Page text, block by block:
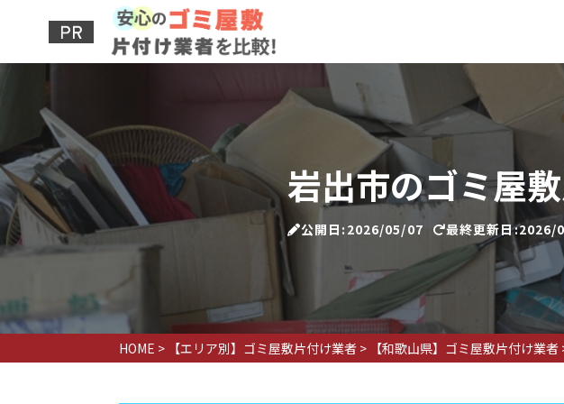
岩出市のゴミ屋
公開日:2026/05/07 最終更新日:2026/
HOME > 【エリア別】ゴミ屋敷片付け業者 > 【和歌山県】ゴミ屋敷片付け業者